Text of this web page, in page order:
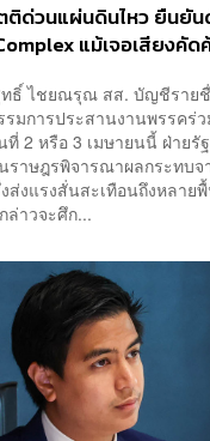
ด่วนแผ่นดินไหว ยืนยั
แม้เจอเสียงคัด
ธิ์ ไชยณรุณ สส. บัญชีรายชื่
มการประสานงานพรรคร่ว
ที่ 2 หรือ 3 เมษายนนี้ ฝ่ายรั
าษฎรพิจารณาผลกระทบจ
ส่งแรงสั่นสะเทือนถึงหลาย
าวจะศึก...